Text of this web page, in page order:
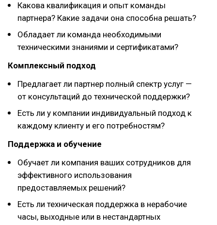
Какова квалификация и опыт команды
партнера? Какие задачи она способна решать?
Обладает ли команда необходимыми
техническими знаниями и сертификатами?
Комплексный подход
Предлагает ли партнер полный спектр услуг —
от консультаций до технической поддержки?
Есть ли у компании индивидуальный подход к
каждому клиенту и его потребностям?
Поддержка и обучение
Обучает ли компания ваших сотрудников для
эффективного использования
предоставляемых решений?
Есть ли техническая поддержка в нерабочие
часы, выходные или в нестандартных